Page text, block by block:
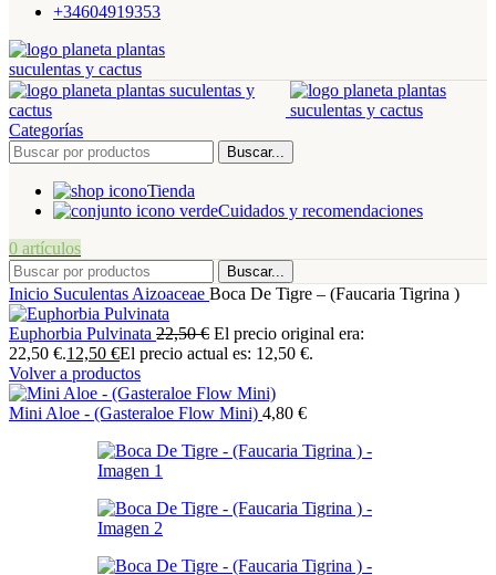
+34604919353
Categorías
Buscar...
Tienda
Cuidados y recomendaciones
0 artículos
Buscar...
Inicio Suculentas Aizoaceae Boca De Tigre – (Faucaria Tigrina )
Euphorbia Pulvinata 22,50€ El precio original era:
22,50 €.12,50 €El precio actual es: 12,50 €.
Volver a productos
Mini Aloe - (Gasteraloe Flow Mini) 4,80 €